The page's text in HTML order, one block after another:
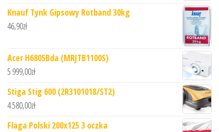
Knauf Tynk Gipsowy Rotband 30kg
46,90zł
Acer H6805Bda (MRJTB1100S)
5 999,00zł
Stiga Stig 600 (2R3101018/ST2)
4 580,00zł
Flaga Polski 200x125 3 oczka